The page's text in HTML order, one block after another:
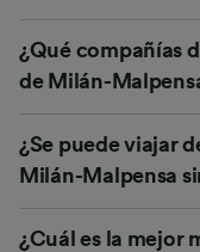
¿Qué compañías
de Milán-
¿Se puede viajar
Milán-Malpensa
¿Cuál es la mejor